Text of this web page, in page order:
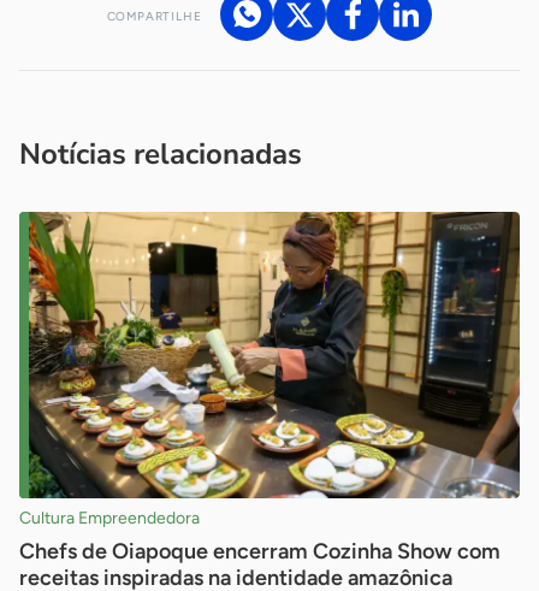
COMPARTILHE
Notícias relacionadas
Cultura Empreendedora
Chefs de Oiapoque encerram Cozinha Show com
receitas inspiradas na identidade amazônica